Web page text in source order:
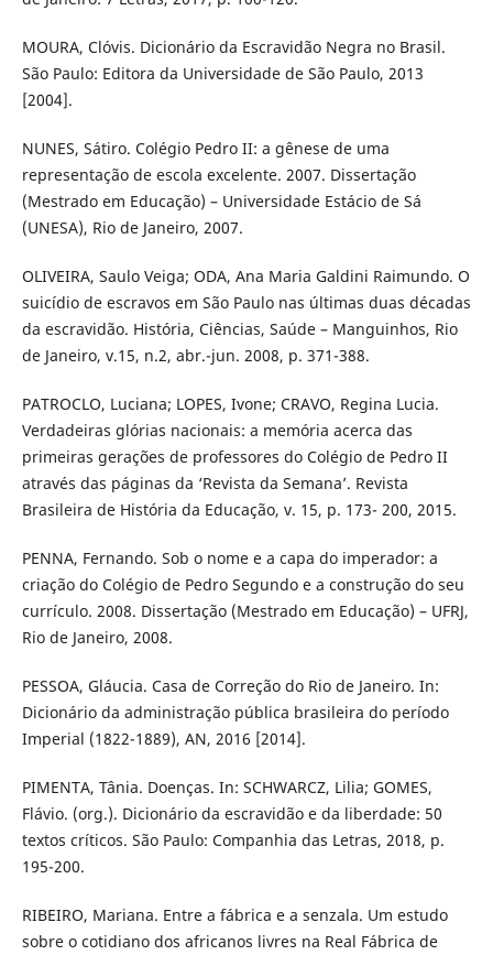
MOURA, Clóvis. Dicionário da Escravidão Negra no Brasil.
São Paulo: Editora da Universidade de São Paulo, 2013
[2004].
NUNES, Sátiro. Colégio Pedro II: a gênese de uma
representação de escola excelente. 2007. Dissertação
(Mestrado em Educação) – Universidade Estácio de Sá
(UNESA), Rio de Janeiro, 2007.
OLIVEIRA, Saulo Veiga; ODA, Ana Maria Galdini Raimundo. O
suicídio de escravos em São Paulo nas últimas duas décadas
da escravidão. História, Ciências, Saúde – Manguinhos, Rio
de Janeiro, v.15, n.2, abr.-jun. 2008, p. 371-388.
PATROCLO, Luciana; LOPES, Ivone; CRAVO, Regina Lucia.
Verdadeiras glórias nacionais: a memória acerca das
primeiras gerações de professores do Colégio de Pedro II
através das páginas da ‘Revista da Semana’. Revista
Brasileira de História da Educação, v. 15, p. 173- 200, 2015.
PENNA, Fernando. Sob o nome e a capa do imperador: a
criação do Colégio de Pedro Segundo e a construção do seu
currículo. 2008. Dissertação (Mestrado em Educação) – UFRJ,
Rio de Janeiro, 2008.
PESSOA, Gláucia. Casa de Correção do Rio de Janeiro. In:
Dicionário da administração pública brasileira do período
Imperial (1822-1889), AN, 2016 [2014].
PIMENTA, Tânia. Doenças. In: SCHWARCZ, Lilia; GOMES,
Flávio. (org.). Dicionário da escravidão e da liberdade: 50
textos críticos. São Paulo: Companhia das Letras, 2018, p.
195-200.
RIBEIRO, Mariana. Entre a fábrica e a senzala. Um estudo
sobre o cotidiano dos africanos livres na Real Fábrica de